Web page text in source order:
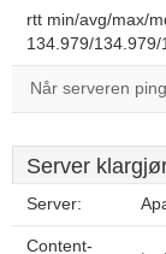
rtt min/avg/max/
134.979/
Når serveren
Server
Server:
Content-